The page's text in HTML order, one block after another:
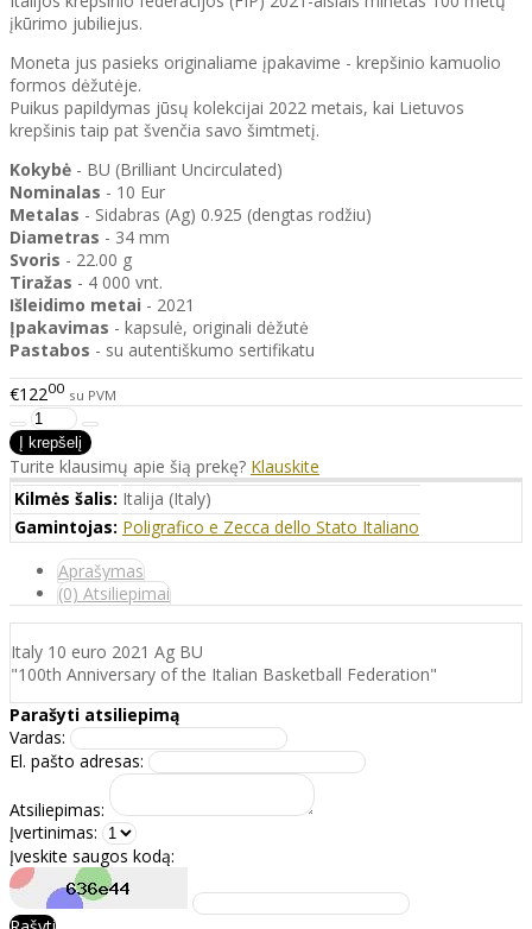
įkūrimo jubiliejus.
Moneta jus pasieks originaliame įpakavime - krepšinio kamuolio
formos dėžutėje.
Puikus papildymas jūsų kolekcijai 2022 metais, kai Lietuvos
krepšinis taip pat švenčia savo šimtmetį.
Kokybė - BU (Brilliant Uncirculated)
Nominalas - 10 Eur
Metalas - Sidabras (Ag) 0.925 (dengtas rodžiu)
Diametras - 34 mm
Svoris - 22.00 g
Tiražas - 4 000 vnt.
Išleidimo metai - 2021
Įpakavimas - kapsulė, originali dėžutė
Pastabos - su autentiškumo sertifikatu
€12200 su PVM
Turite klausimų apie šią prekę? Klauskite
Kilmės šalis: Italija (Italy)
Gamintojas: Poligrafico e Zecca dello Stato Italiano
Aprašymas
(0) Atsiliepimai
Italy 10 euro 2021 Ag BU
"100th Anniversary of the Italian Basketball Federation"
Parašyti atsiliepimą
Vardas:
El. pašto adresas:
Atsiliepimas:
Įvertinimas:
Įveskite saugos kodą: